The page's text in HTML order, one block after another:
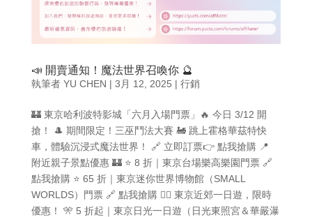
📣 開賣通知！魔法世界召喚你 🔮
執筆者 YU CHEN | 3月 12, 2025 | 行銷
🏰 東京哈利波特影城「六月入場門票」🔥 今日 3/12 開
搶！ 🎩 期間限定！三巫鬥法大賽 🚂 跳上霍格華茲特快
車，體驗沉浸式魔法世界！ 🔗 立即訂票👉 點我搶購 📍
附近親子景點優惠 🏰 ⭐ 8 折｜東京台場樂高樂園門票 🔗
點我搶購 ⭐ 65 折｜東京迷你世界博物館（SMALL
WORLDS）門票 🔗 點我搶購 🚶‍♂️ 東京近郊一日遊，限時
優惠！ 🎌 5 折起｜東京日光一日遊（日光東照宮＆華嚴瀑